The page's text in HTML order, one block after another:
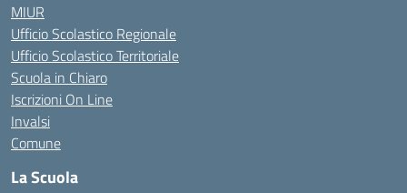
MIUR
Ufficio Scolastico Regionale
Ufficio Scolastico Territoriale
Scuola in Chiaro
Iscrizioni On Line
Invalsi
Comune
La Scuola